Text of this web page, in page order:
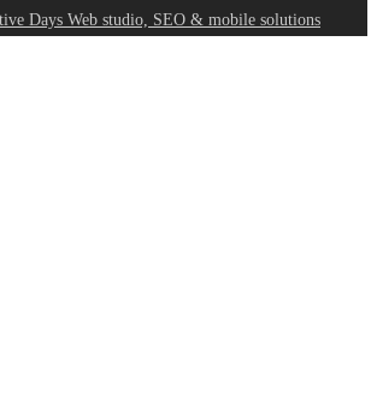
Days Web studio, SEO & mobile solutions